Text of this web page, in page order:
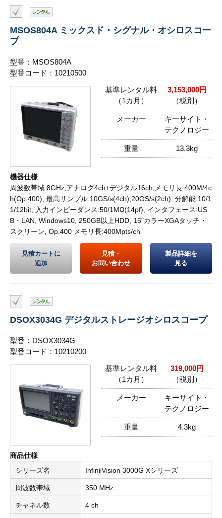
MSOS804A ミックスド・シグナル・オシロスコー
プ
型番：MSOS804A
型番コード：10210500
基準レンタル料
（1カ月）
3,153,000円
（税別）
メーカー
キーサイト・
テクノロジー
重量 13.3kg
機器仕様
周波数帯域:8GHz,アナログ4ch+デジタル16ch,メモリ長:400M/4c
h(Op.400), 最高サンプル:10GS/s(4ch),20GS/s(2ch), 分解能:10/1
1/12bit, 入力インピーダンス:50/1MΩ(14pf), インタフェース:US
B・LAN, Windows10, 250GB以上HDD, 15"カラーXGAタッチ・
スクリーン, Op.400 メモリ長:400Mpts/ch
見積カートに
追加
見積・
お問い合わせ
製品詳細を
見る
DSOX3034G デジタルストレージオシロスコープ
型番：DSOX3034G
型番コード：10210200
基準レンタル料
（1カ月）
319,000円
（税別）
メーカー
キーサイト・
テクノロジー
重量 4.3kg
商品仕様
シリーズ名
InfiniiVision 3000G Xシリーズ
周波数帯域 350 MHz
チャネル数 4 ch